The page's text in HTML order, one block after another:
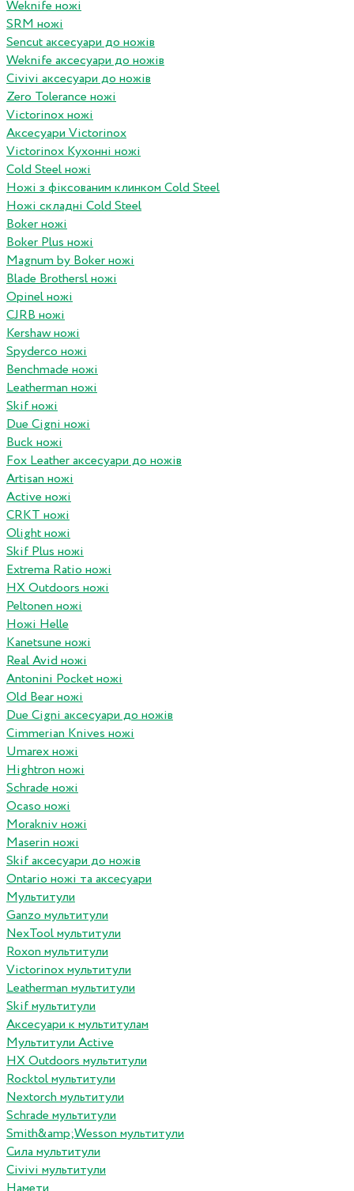
Weknife ножі
SRM ножі
Sencut аксесуари до ножів
Weknife аксесуари до ножів
Civivi аксесуари до ножів
Zero Tolerance ножі
Victorinox ножі
Аксесуари Victorinox
Victorinox Кухонні ножі
Cold Steel ножі
Ножі з фіксованим клинком Cold Steel
Ножі складні Cold Steel
Boker ножі
Boker Plus ножі
Magnum by Boker ножі
Blade Brothersl ножі
Opinel ножі
CJRB ножі
Kershaw ножі
Spyderco ножі
Benchmade ножі
Leatherman ножі
Skif ножі
Due Cigni ножі
Buck ножі
Fox Leather аксесуари до ножів
Artisan ножі
Active ножі
CRKT ножі
Olight ножі
Skif Plus ножі
Extrema Ratio ножі
HX Outdoors ножі
Peltonen ножі
Ножі Helle
Kanetsune ножі
Real Avid ножі
Antonini Pocket ножі
Old Bear ножі
Due Cigni аксесуари до ножів
Cimmerian Knives ножі
Umarex ножі
Hightron ножі
Schrade ножі
Ocaso ножі
Morakniv ножі
Maserin ножі
Skif аксесуари до ножів
Ontario ножі та аксесуари
Мультитули
Ganzo мультитули
NexTool мультитули
Roxon мультитули
Victorinox мультитули
Leatherman мультитули
Skif мультитули
Аксесуари к мультитулам
Мультитули Active
HX Outdoors мультитули
Rocktol мультитули
Nextorch мультитули
Schrade мультитули
Smith&amp;Wesson мультитули
Сила мультитули
Civivi мультитули